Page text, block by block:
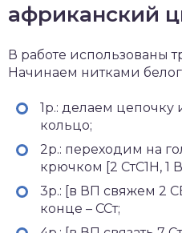
африканский
В работе использованы
Начинаем нитками
1р.: делаем
кольцо;
2р.: переходим на
крючком [2 СтС1Н, 1
3р.: [в ВП свяжем 2
конце – ССт;